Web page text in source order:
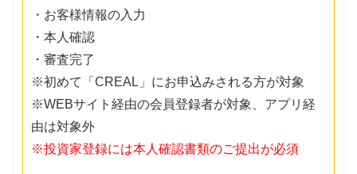
・お客様情報の入力
・本人確認
・審査完了
※初めて「CREAL」にお申込みされる方が対象
※WEBサイト経由の会員登録者が対象、アプリ経
由は対象外
※投資家登録には本人確認書類のご提出が必須